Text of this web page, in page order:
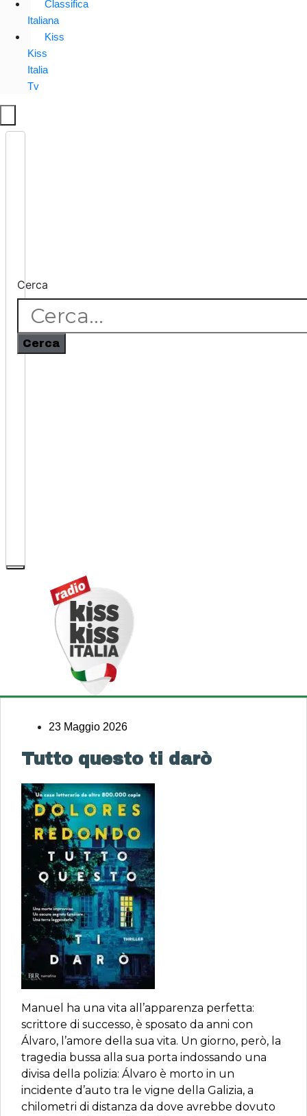
Classifica
Italiana
Kiss
Kiss
Italia
Tv
Cerca
Cerca
23 Maggio 2026
Tutto questo ti darò
Manuel ha una vita all’apparenza perfetta:
scrittore di successo, è sposato da anni con
Álvaro, l’amore della sua vita. Un giorno, però, la
tragedia bussa alla sua porta indossando una
divisa della polizia: Álvaro è morto in un
incidente d’auto tra le vigne della Galizia, a
chilometri di distanza da dove avrebbe dovuto